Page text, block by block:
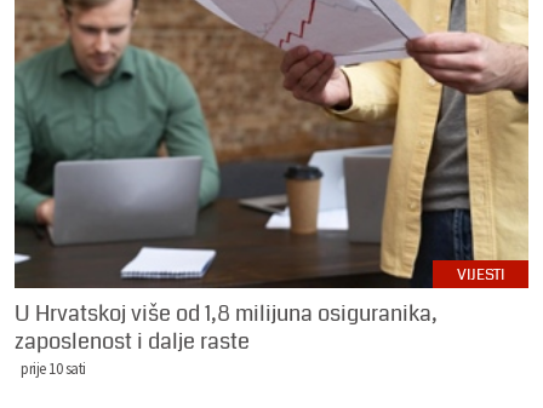
VIJESTI
U Hrvatskoj više od 1,8 milijuna osiguranika,
zaposlenost i dalje raste
prije 10 sati